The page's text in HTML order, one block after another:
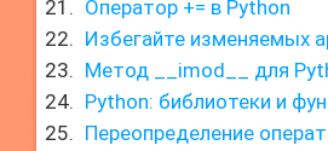
Оператор += в Python
Избегайте изменяемых
Метод __imod__ для
Python: библиотеки и
Переопределение